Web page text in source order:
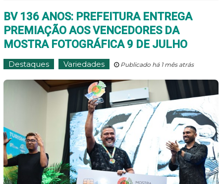
BV 136 ANOS: PREFEITURA ENTREGA
PREMIAÇÃO AOS VENCEDORES DA
MOSTRA FOTOGRÁFICA 9 DE JULHO
Destaques Variedades Publicado há 1 mês atrás